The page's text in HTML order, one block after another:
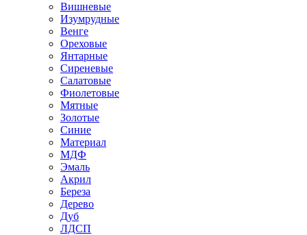
Вишневые
Изумрудные
Венге
Ореховые
Янтарные
Сиреневые
Салатовые
Фиолетовые
Мятные
Золотые
Синие
Материал
МДФ
Эмаль
Акрил
Береза
Дерево
Дуб
ЛДСП